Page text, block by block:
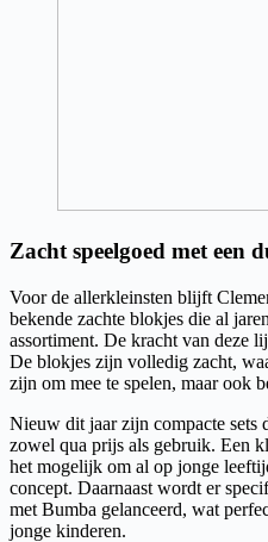
Zacht speelgoed met een
Voor de allerkleinsten blijft
bekende zachte blokjes die al
assortiment. De kracht van deze
De blokjes zijn volledig zacht,
zijn om mee te spelen, maar ook
Nieuw dit jaar zijn compacte sets
zowel qua prijs als gebruik. Een
het mogelijk om al op jonge
concept. Daarnaast wordt er
met Bumba gelanceerd, wat
jonge kinderen.